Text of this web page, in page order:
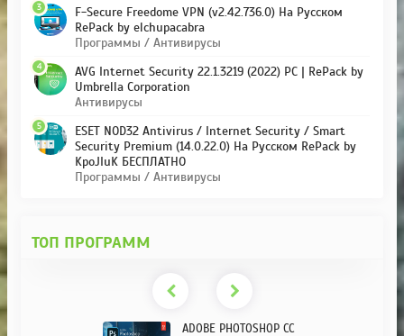
F-Secure Freedome VPN (v2.42.736.0) На Русском
RePack by elchupacabra
Программы / Антивирусы
3
AVG Internet Security 22.1.3219 (2022) PC | RePack by
Umbrella Corporation
Антивирусы
4
ESET NOD32 Antivirus / Internet Security / Smart
Security Premium (14.0.22.0) На Русском RePack by
KpoJIuK БЕСПЛАТНО
Программы / Антивирусы
5
ТОП ПРОГРАММ
ADOBE PHOTOSHOP CC